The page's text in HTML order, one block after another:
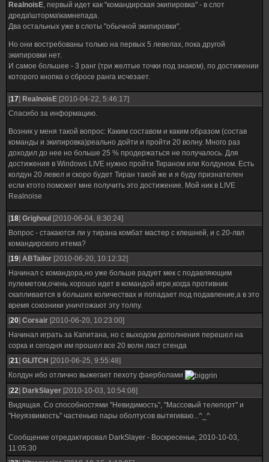
RealnoisE, первый идет как "командирская экипировка" - в слот
дреда\шторма\камнепада.
Два остальных уже в слоты "обычной экипировки".
Но они востребованы только на первых 5 левелах, пока другой
экипировки нет.
И самое большее - 3 ранг (три желтые точки под знаком), по достижении
которого кнопка о сбросе ранга исчезает.
[17] RealnoisE [2010-04-22, 5:46:17]
Спасибо за информацию.
Возник у меня такой вопрос: Каким составом и каким образом (состав
команды и экипировка)реально дойти и пройти 20 волну. Много раз
доходил до нее но больше 25 % продержаться не получалось. Для
достижения в Windows LIVE нужно пройти Тираном или Колдуном. Есть
колдун 20 левел и скоро будет Тиран такой же и я буду признателен
если ктото поможет мне получить это достижение. Мой ник в LIVE
Realnoise
[18] Grighoul [2010-06-04, 8:30:24]
Вопрос - стакаются ли у тирана комбат мастер с клешней, и с 20-лвл
командирского итема?
[19] ABTailor [2010-06-20, 10:12:32]
Начинал с командора,но уже больше радует мек с подавляющим
пулеметом,очень хорошо идет в командой игре,когда противник
скапливается в больших количествах и попадает под подавление,а в это
время союзники уничтожают эту толпу.
[20] Corsair [2010-06-20, 10:23:00]
Начинал играть за Капитана, но с выходом дополнения перешел на
сорка и сегодня им прошел все 20 волн ласт стенда
[21] GLITCH [2010-06-25, 9:55:48]
Колдун ибо отлично выжегает пехоту фаерболами
[22] DarkSlayer [2010-10-03, 10:54:08]
Видящая. Со способностями "Невидимость", "Массовый телепорт" и
"Неуязвимость" частенько пары оболтусов вытягиваю...^_^
Сообщение отредактировал DarkSlayer - Воскресенье, 2010-10-03,
11:05:30